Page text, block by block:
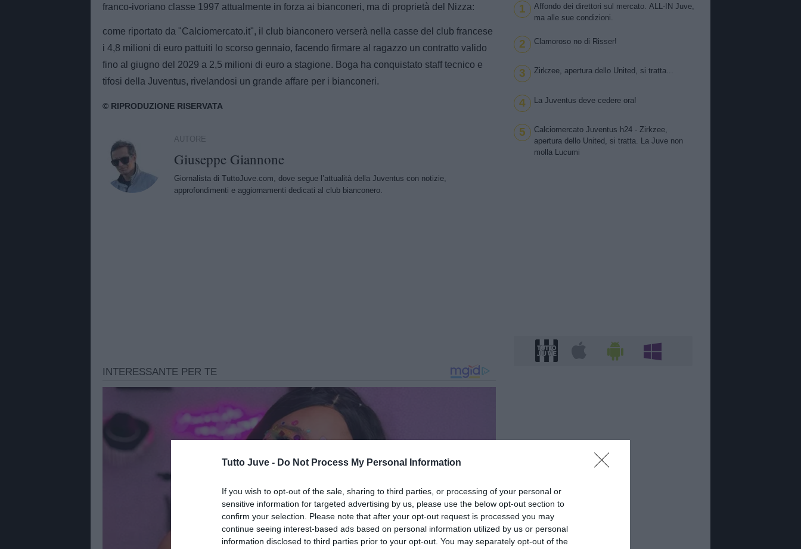
Tutto Juve - Do Not Process My Personal Information
If you wish to opt-out of the sale, sharing to third parties, or processing of your personal or
sensitive information for targeted advertising by us, please use the below opt-out section to
confirm your selection. Please note that after your opt-out request is processed you may
continue seeing interest-based ads based on personal information utilized by us or personal
information disclosed to third parties prior to your opt-out. You may separately opt-out of the
franco-ivoriano classe 1997 attualmente in forza ai bianconeri, ma di proprietà del Nizza:
come riportato da "Calciomercato.it", il club bianconero verserà nella casse del club francese
i 4,8 milioni di euro pattuiti lo scorso gennaio, facendo firmare al ragazzo un contratto valido
fino al giugno del 2029 a 2,5 milioni di euro a stagione. Boga ha conquistato staff tecnico e
tifosi della Juventus, rivelandosi un grande affare per i bianconeri.
AUTORE
Giuseppe Giannone
Giornalista di TuttoJuve.com, dove segue l’attualità della Juventus con notizie,
approfondimenti e aggiornamenti dedicati al club bianconero.
1
Affondo dei direttori sul mercato. ALL-IN Juve,
ma alle sue condizioni.
2 Clamoroso no di Risser!
3 Zirkzee, apertura dello United, si tratta...
4 La Juventus deve cedere ora!
5
Calciomercato Juventus h24 - Zirkzee,
apertura dello United, si tratta. La Juve non
molla Lucumi